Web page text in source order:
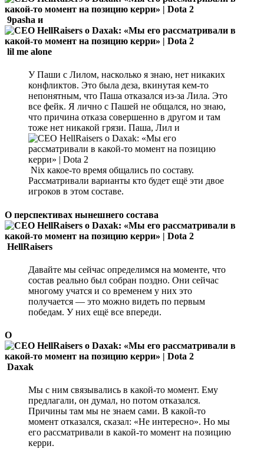
9pasha и
lil me alone
У Паши с Лилом, насколько я знаю, нет никаких
конфликтов. Это была деза, вкинутая кем-то
непонятным, что Паша отказался из-за Лила. Это
все фейк. Я лично с Пашей не общался, но знаю,
что причина отказа совершенно в другом и там
тоже нет никакой грязи. Паша, Лил и
Nix какое-то время общались по составу.
Рассматривали варианты кто будет ещё эти двое
игроков в этом составе.
О перспективах нынешнего состава
HellRaisers
Давайте мы сейчас определимся на моменте, что
состав реально был собран поздно. Они сейчас
многому учатся и со временем у них это
получается — это можно видеть по первым
победам. У них ещё все впереди.
О
Daxak
Мы с ним связывались в какой-то момент. Ему
предлагали, он думал, но потом отказался.
Причины там мы не знаем сами. В какой-то
момент отказался, сказал: «Не интересно». Но мы
его рассматривали в какой-то момент на позицию
керри.